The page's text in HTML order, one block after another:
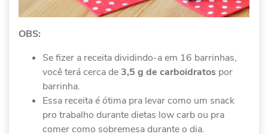
OBS:
Se fizer a receita dividindo-a em 16 barrinhas,
você terá cerca de 3,5 g de carboidratos por
barrinha.
Essa receita é ótima pra levar como um snack
pro trabalho durante dietas low carb ou pra
comer como sobremesa durante o dia.